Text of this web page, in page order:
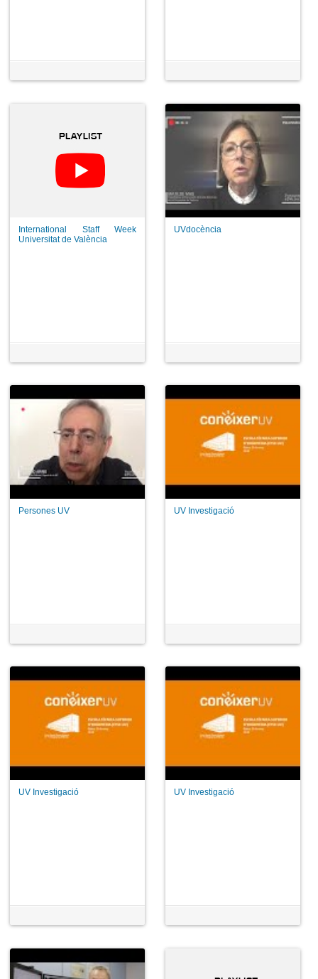
International Staff Week
Universitat de València
UVdocència
Persones UV UV Investigació
UV Investigació UV Investigació